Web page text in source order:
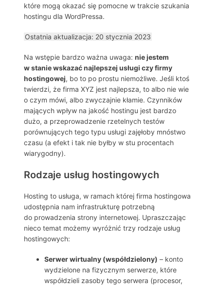
które mogą okazać się pomocne w trakcie szukania
hostingu dla WordPressa.
Ostatnia aktualizacja: 20 stycznia 2023
Na wstępie bardzo ważna uwaga: nie jestem
w stanie wskazać najlepszej usługi czy firmy
hostingowej, bo to po prostu niemożliwe. Jeśli ktoś
twierdzi, że firma XYZ jest najlepsza, to albo nie wie
o czym mówi, albo zwyczajnie kłamie. Czynników
mających wpływ na jakość hostingu jest bardzo
dużo, a przeprowadzenie rzetelnych testów
porównujących tego typu usługi zajęłoby mnóstwo
czasu (a efekt i tak nie byłby w stu procentach
wiarygodny).
Rodzaje usług hostingowych
Hosting to usługa, w ramach której firma hostingowa
udostępnia nam infrastrukturę potrzebną
do prowadzenia strony internetowej. Upraszczając
nieco temat możemy wyróżnić trzy rodzaje usług
hostingowych:
Serwer wirtualny (współdzielony) – konto
wydzielone na fizycznym serwerze, które
współdzieli zasoby tego serwera (procesor,